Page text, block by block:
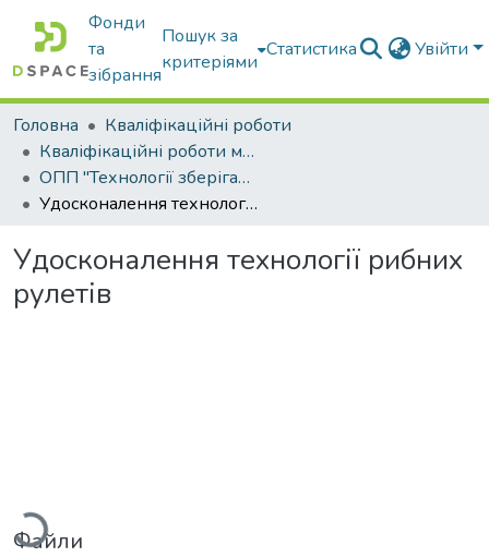
Фонди
та
зібрання
Пошук за
критеріями
Статистика Увійти
Головна
Кваліфікаційні роботи
Кваліфікаційні роботи магістрів
ОПП "Технології зберігання та переробки водних біоресурсів"
Удосконалення технології рибних рулетів
Удосконалення технології рибних
рулетів
Файли